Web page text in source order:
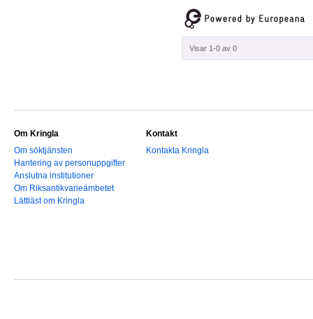
Visar 1-0 av 0
Om Kringla
Om söktjänsten
Hantering av personuppgifter
Anslutna institutioner
Om Riksantikvarieämbetet
Lättläst om Kringla
Kontakt
Kontakta Kringla